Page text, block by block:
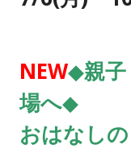
NEW◆親子
場へ◆
おはなし